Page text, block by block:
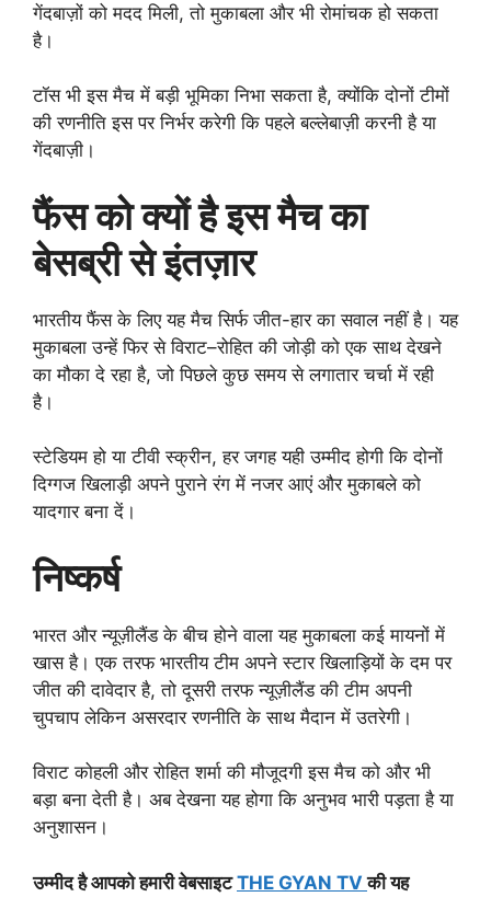
गेंदबाज़ों को मदद मिली, तो मुकाबला और भी रोमांचक हो सकता
है।
टॉस भी इस मैच में बड़ी भूमिका निभा सकता है, क्योंकि दोनों टीमों
की रणनीति इस पर निर्भर करेगी कि पहले बल्लेबाज़ी करनी है या
गेंदबाज़ी।
फैंस को क्यों है इस मैच का
बेसब्री से इंतज़ार
भारतीय फैंस के लिए यह मैच सिर्फ जीत-हार का सवाल नहीं है। यह
मुकाबला उन्हें फिर से विराट–रोहित की जोड़ी को एक साथ देखने
का मौका दे रहा है, जो पिछले कुछ समय से लगातार चर्चा में रही
है।
स्टेडियम हो या टीवी स्क्रीन, हर जगह यही उम्मीद होगी कि दोनों
दिग्गज खिलाड़ी अपने पुराने रंग में नजर आएं और मुकाबले को
यादगार बना दें।
निष्कर्ष
भारत और न्यूज़ीलैंड के बीच होने वाला यह मुकाबला कई मायनों में
खास है। एक तरफ भारतीय टीम अपने स्टार खिलाड़ियों के दम पर
जीत की दावेदार है, तो दूसरी तरफ न्यूज़ीलैंड की टीम अपनी
चुपचाप लेकिन असरदार रणनीति के साथ मैदान में उतरेगी।
विराट कोहली और रोहित शर्मा की मौजूदगी इस मैच को और भी
बड़ा बना देती है। अब देखना यह होगा कि अनुभव भारी पड़ता है या
अनुशासन।
उम्मीद है आपको हमारी वेबसाइटTHE GYAN TVकी यह